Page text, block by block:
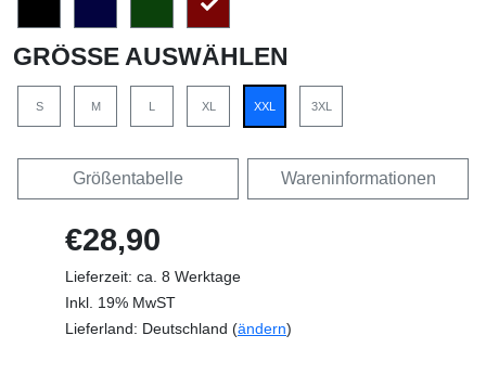
GRÖSSE AUSWÄHLEN
S M L XL XXL 3XL
Größentabelle Wareninformationen
€28,90
Lieferzeit: ca. 8 Werktage
Inkl. 19% MwST
Lieferland: Deutschland (ändern)